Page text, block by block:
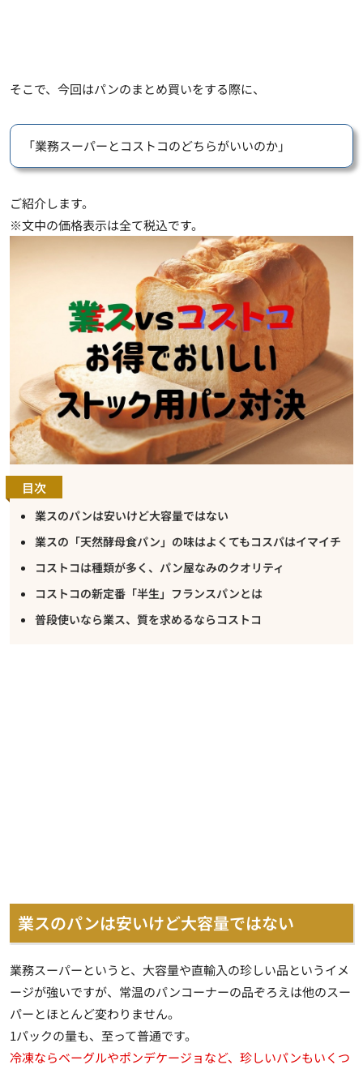
そこで、今回はパンのまとめ買いをする際に、
「業務スーパーとコストコのどちらがいいのか」
ご紹介します。
※文中の価格表示は全て税込です。
目次
業スのパンは安いけど大容量ではない
業スの「天然酵母食パン」の味はよくてもコスパはイマイチ
コストコは種類が多く、パン屋なみのクオリティ
コストコの新定番「半生」フランスパンとは
普段使いなら業ス、質を求めるならコストコ
業スのパンは安いけど大容量ではない
業務スーパーというと、大容量や直輸入の珍しい品というイメ
ージが強いですが、常温のパンコーナーの品ぞろえは他のスー
パーとほとんど変わりません。
1パックの量も、至って普通です。
冷凍ならベーグルやポンデケージョなど、珍しいパンもいくつ